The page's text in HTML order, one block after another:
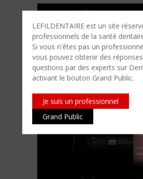
LEFILDENTAIRE est un site
professionnels de la santé
Si vous n'êtes​ pas un
vous pouvez obtenir des
questions par des experts sur
activant le bouton Grand Public.
Je suis un professionnel
Grand Public